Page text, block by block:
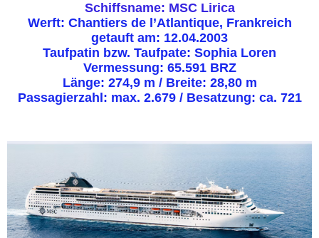
Schiffsname: MSC Lirica
Werft: Chantiers de l’Atlantique, Frankreich
getauft am: 12.04.2003
Taufpatin bzw. Taufpate: Sophia Loren
Vermessung: 65.591 BRZ
Länge: 274,9 m / Breite: 28,80 m
Passagierzahl: max. 2.679 / Besatzung: ca. 721